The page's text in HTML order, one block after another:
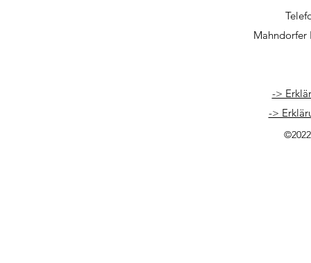
Mahndorfer
->
->